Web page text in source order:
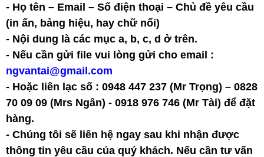
- Họ tên – Email – Số điện thoại – Chủ đề yêu cầu
(in ấn, bảng hiệu, hay chữ nổi)
- Nội dung là các mục a, b, c, d ở trên.
- Nếu cần gửi file vui lòng gửi cho email :
ngvantai@gmail.com
- Hoặc liên lạc số : 0948 447 237 (Mr Trọng) – 0828
70 09 09 (Mrs Ngân) - 0918 976 746 (Mr Tài) để đặt
hàng.
- Chúng tôi sẽ liên hệ ngay sau khi nhận được
thông tin yêu cầu của quý khách. Nếu cần tư vấn